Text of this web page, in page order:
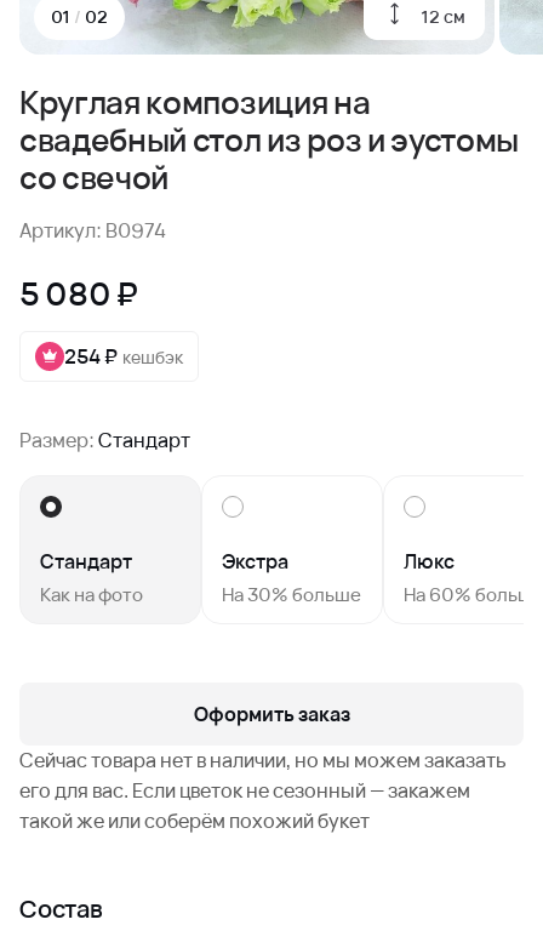
12 см
01 / 02
Круглая композиция на
свадебный стол из роз и эустомы
со свечой
Артикул: B0974
5 080 ₽
254 ₽ кешбэк
Размер:Стандарт
Стандарт
Как на фото
Экстра
На 30% больше
Люкс
На 60% больше
Оформить заказ
Сейчас товара нет в наличии, но мы можем заказать
его для вас. Если цветок не сезонный — закажем
такой же или соберём похожий букет
Состав